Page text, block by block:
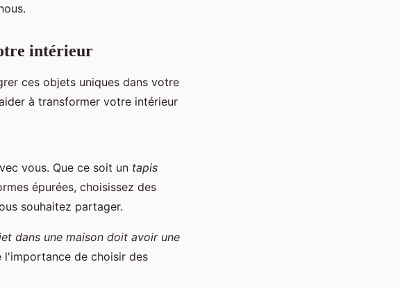
intérieur
ces objets uniques dans votre
à transformer votre intérieur
vous. Que ce soit un tapis
épurées, choisissez des
souhaitez partager.
dans une maison doit avoir une
l'importance de choisir des